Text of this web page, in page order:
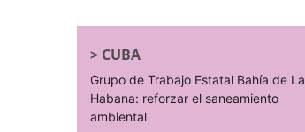
> CUBA
Grupo de Trabajo Estatal Bahía de La
Habana: reforzar el saneamiento
ambiental